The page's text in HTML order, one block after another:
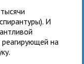
И
на